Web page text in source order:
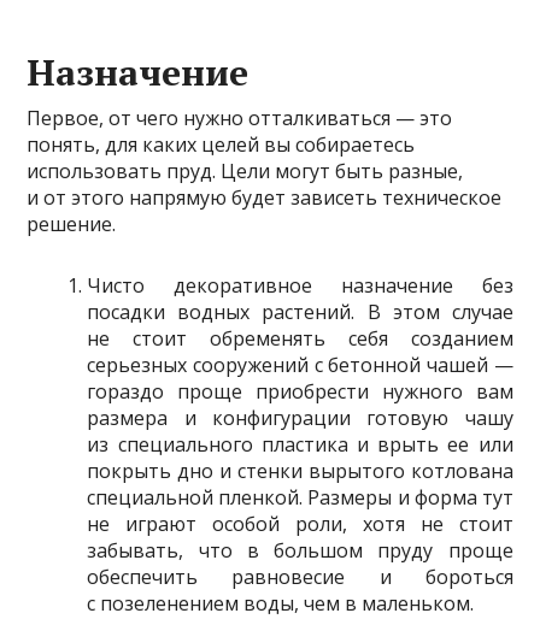
Назначение
Первое, от чего нужно отталкиваться — это
понять, для каких целей вы собираетесь
использовать пруд. Цели могут быть разные,
и от этого напрямую будет зависеть техническое
решение.
Чисто декоративное назначение без
посадки водных растений. В этом случае
не стоит обременять себя созданием
серьезных сооружений с бетонной чашей —
гораздо проще приобрести нужного вам
размера и конфигурации готовую чашу
из специального пластика и врыть ее или
покрыть дно и стенки вырытого котлована
специальной пленкой. Размеры и форма тут
не играют особой роли, хотя не стоит
забывать, что в большом пруду проще
обеспечить равновесие и бороться
с позеленением воды, чем в маленьком.